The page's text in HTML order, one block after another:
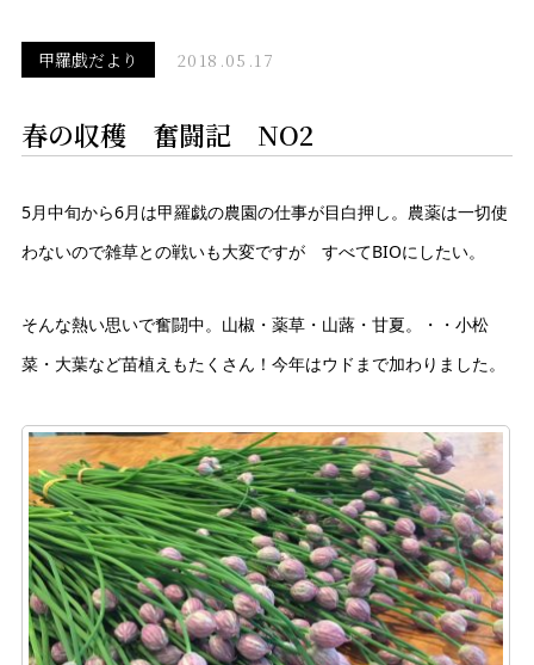
甲羅戯だより 2018.05.17
春の収穫 奮闘記 NO2
5月中旬から6月は甲羅戯の農園の仕事が目白押し。農薬は一切使
わないので雑草との戦いも大変ですが すべてBIOにしたい。
そんな熱い思いで奮闘中。山椒・薬草・山蕗・甘夏。・・小松
菜・大葉など苗植えもたくさん！今年はウドまで加わりました。